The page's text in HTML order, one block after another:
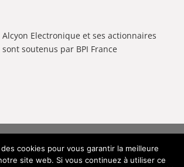
Alcyon Electronique et ses actionnaires
sont soutenus par BPI France
© 2026 Tous Droits Réservés |
| Politique de Confidentialité|
cookies pour vous garantir la meilleure
site web. Si vous continuez à utiliser ce